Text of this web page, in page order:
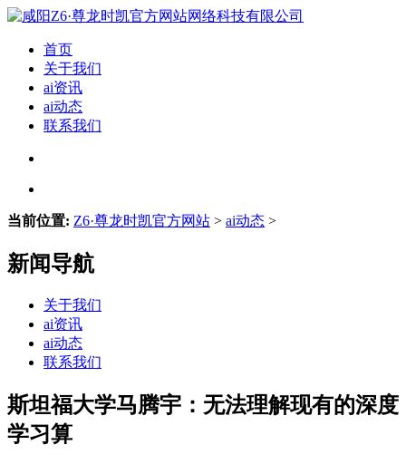
首页
关于我们
ai资讯
ai动态
联系我们
当前位置: Z6·尊龙时凯官方网站 > ai动态 >
新闻导航
关于我们
ai资讯
ai动态
联系我们
斯坦福大学马腾宇：无法理解现有的深度
学习算